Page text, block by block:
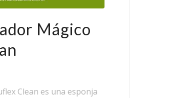
Mágico
Clean es una esponja